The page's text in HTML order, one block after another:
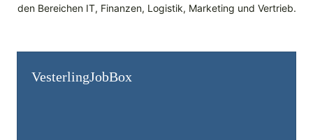
den Bereichen IT, Finanzen, Logistik, Marketing und Vertrieb.
Vesterling­JobBox